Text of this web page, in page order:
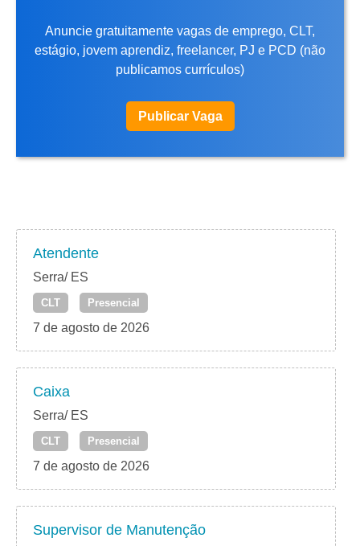
Anuncie gratuitamente vagas de emprego, CLT,
estágio, jovem aprendiz, freelancer, PJ e PCD (não
publicamos currículos)
Publicar Vaga
Atendente
Serra/ ES
CLT Presencial
7 de agosto de 2026
Caixa
Serra/ ES
CLT Presencial
7 de agosto de 2026
Supervisor de Manutenção